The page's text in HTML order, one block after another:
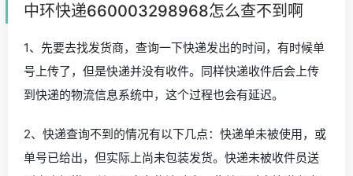
中环快递660003298968怎么查不到啊
1、先要去找发货商，查询一下快递发出的时间，有时候单
号上传了，但是快递并没有收件。同样快递收件后会上传
到快递的物流信息系统中，这个过程也会有延迟。
2、快递查询不到的情况有以下几点：快递单未被使用，或
单号已给出，但实际上尚未包装发货。快递未被收件员送